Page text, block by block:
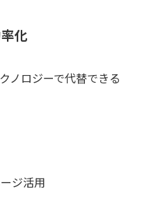
化
ノロジーで代替できる
ジ活用